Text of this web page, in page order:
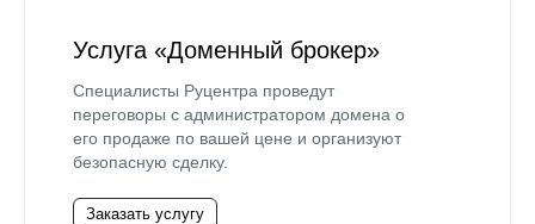
Услуга «Доменный брокер»
Специалисты Руцентра проведут
переговоры с администратором домена о
его продаже по вашей цене и организуют
безопасную сделку.
Заказать услугу